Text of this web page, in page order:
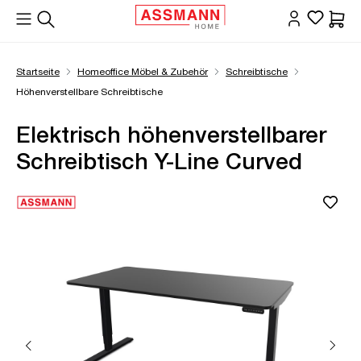
springen
Startseite Homeoffice Möbel & Zubehör
Schreibtische
Höhenverstellbare Schreibtische
Elektrisch höhenverstellbarer
Schreibtisch Y-Line Curved